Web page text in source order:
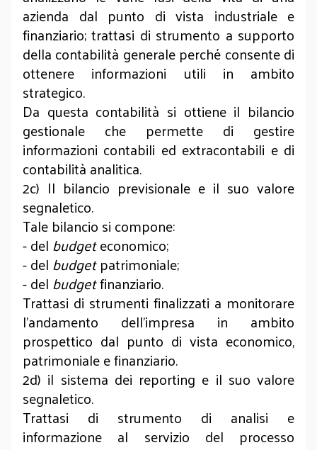
azienda dal punto di vista industriale e
finanziario; trattasi di strumento a supporto
della contabilità generale perché consente di
ottenere informazioni utili in ambito
strategico.
Da questa contabilità si ottiene il bilancio
gestionale che permette di gestire
informazioni contabili ed extracontabili e di
contabilità analitica.
2c) Il bilancio previsionale e il suo valore
segnaletico.
Tale bilancio si compone:
- delbudgeteconomico;
- delbudgetpatrimoniale;
- delbudgetfinanziario.
Trattasi di strumenti finalizzati a monitorare
l’andamento dell’impresa in ambito
prospettico dal punto di vista economico,
patrimoniale e finanziario.
2d) il sistema dei reporting e il suo valore
segnaletico.
Trattasi di strumento di analisi e
informazione al servizio del processo